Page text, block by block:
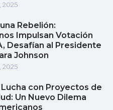
2025
Rebelión:
Impulsan Votación
Desafían al Presidente
Johnson
2025
Lucha con Proyectos de
Un Nuevo Dilema